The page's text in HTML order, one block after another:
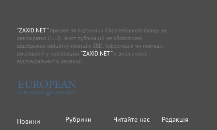
"ZAXID.NET "працює за підтримки Європейського фонду за
демократію (EED). Зміст публікацій не обов’язково
відображає офіційну позицію EED. Інформація чи погляди,
висловлені у публікаціях "ZAXID.NET "є виключною
відповідальністю редакції.
Новини Рубрики Читайте нас Редакція